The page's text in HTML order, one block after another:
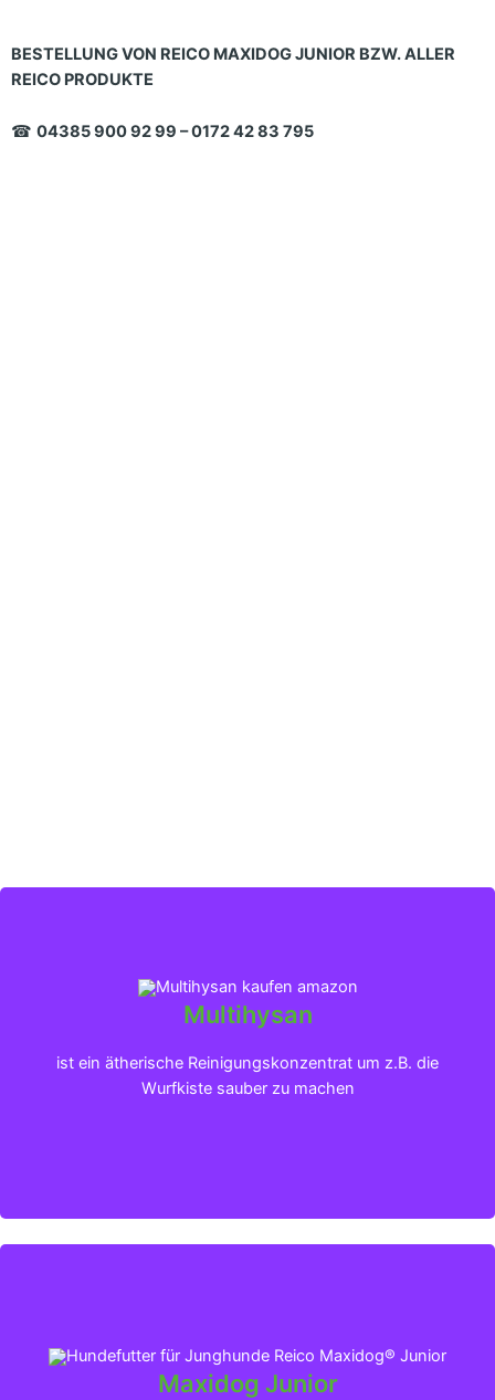
BESTELLUNG VON REICO MAXIDOG JUNIOR BZW. ALLER
REICO PRODUKTE
☎ 04385 900 92 99 – 0172 42 83 795
Multihysan
ist ein ätherische Reinigungskonzentrat um z.B. die
Wurfkiste sauber zu machen
Klicken für mehr Infos
Maxidog Junior